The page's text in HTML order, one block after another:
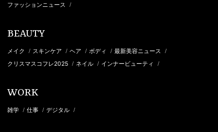
ファッションニュース /
BEAUTY
メイク / スキンケア / ヘア / ボディ / 最新美容ニュース /
クリスマスコフレ2025 / ネイル / インナービューティ /
WORK
雑学 / 仕事 / デジタル /